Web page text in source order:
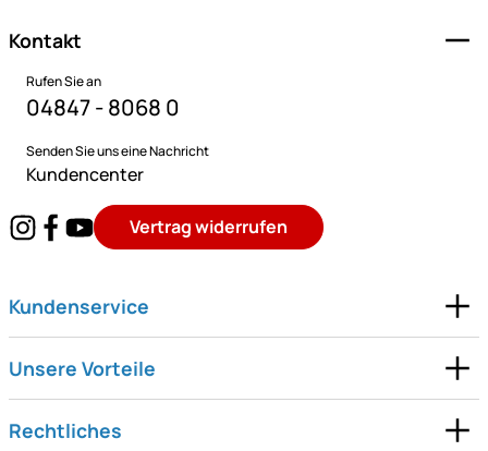
Kontakt
Rufen Sie an
04847 - 8068 0
Senden Sie uns eine Nachricht
Kundencenter
Vertrag widerrufen
Kundenservice
Unsere Vorteile
Rechtliches